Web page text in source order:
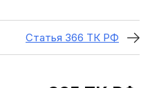
Статья 366 ТК РФ